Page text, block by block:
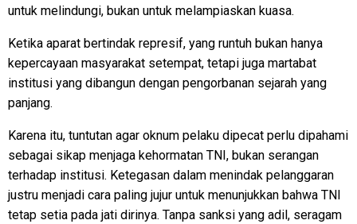
untuk melindungi, bukan untuk melampiaskan kuasa.
Ketika aparat bertindak represif, yang runtuh bukan hanya
kepercayaan masyarakat setempat, tetapi juga martabat
institusi yang dibangun dengan pengorbanan sejarah yang
panjang.
Karena itu, tuntutan agar oknum pelaku dipecat perlu dipahami
sebagai sikap menjaga kehormatan TNI, bukan serangan
terhadap institusi. Ketegasan dalam menindak pelanggaran
justru menjadi cara paling jujur untuk menunjukkan bahwa TNI
tetap setia pada jati dirinya. Tanpa sanksi yang adil, seragam